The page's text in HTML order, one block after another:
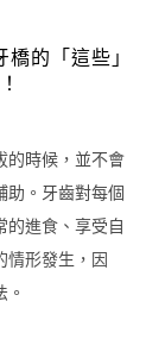
的「這些」
的時候，並不會
助。牙齒對每個
的進食、享受自
情形發生，因